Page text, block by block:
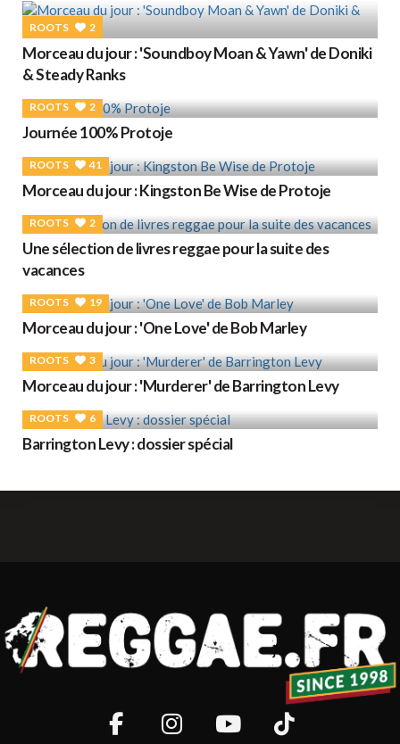
ROOTS 2
Morceau du jour : 'Soundboy Moan & Yawn' de Doniki
& Steady Ranks
ROOTS 2
Journée 100% Protoje
ROOTS 41
Morceau du jour : Kingston Be Wise de Protoje
ROOTS 2
Une sélection de livres reggae pour la suite des
vacances
ROOTS 19
Morceau du jour : 'One Love' de Bob Marley
ROOTS 3
Morceau du jour : 'Murderer' de Barrington Levy
ROOTS 6
Barrington Levy : dossier spécial